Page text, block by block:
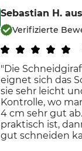
Sebastian H.
Verifizierte
"Die
eignet sich das
sie sehr leicht
Kontrolle, wo
4 cm sehr gut
praktisch ist,
gut schneiden